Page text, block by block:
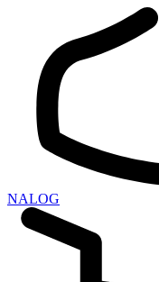
NALOG